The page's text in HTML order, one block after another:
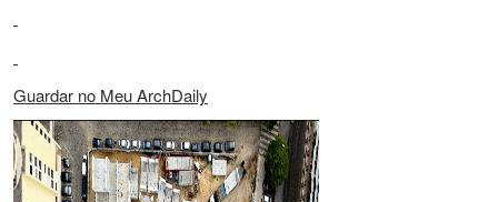
Guardar no Meu ArchDaily